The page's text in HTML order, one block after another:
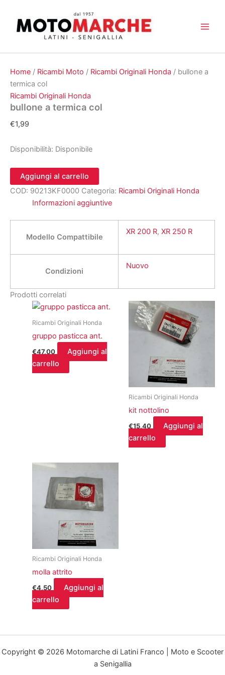
contenuto
Home / Ricambi Moto / Ricambi Originali Honda / bullone a
termica col
Ricambi Originali Honda
bullone a termica col
€1,99
Disponibilità: Disponibile
bullone
a
termica
Aggiungi al carrello
COD: 90213KF0000 Categoria: Ricambi Originali Honda
Informazioni aggiuntive
Modello Compattibile
XR 200 R, XR 250 R
Condizioni
Nuovo
Prodotti correlati
Ricambi Originali Honda
gruppo pasticca ant.
€47,00
Aggiungi al
carrello
Ricambi Originali Honda
kit nottolino
€15,40
Aggiungi al
carrello
Ricambi Originali Honda
molla attrito
€4,50
Aggiungi al
carrello
Copyright © 2026 Motomarche di Latini Franco | Moto e Scooter
a Senigallia